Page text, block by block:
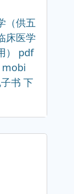
（供五
床医学
） pdf
书 下